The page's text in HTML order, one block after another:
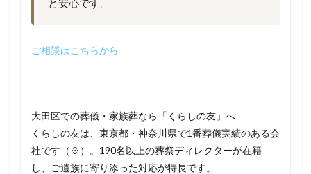
と安心です。
ご相談はこちらから
大田区での葬儀・家族葬なら「くらしの友」へ
くらしの友は、東京都・神奈川県で1番葬儀実績のある会
社です（※）。190名以上の葬祭ディレクターが在籍
し、ご遺族に寄り添った対応が特長です。